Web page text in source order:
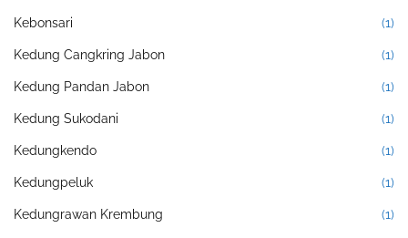
Kebonsari (1)
Kedung Cangkring Jabon (1)
Kedung Pandan Jabon (1)
Kedung Sukodani (1)
Kedungkendo (1)
Kedungpeluk (1)
Kedungrawan Krembung (1)